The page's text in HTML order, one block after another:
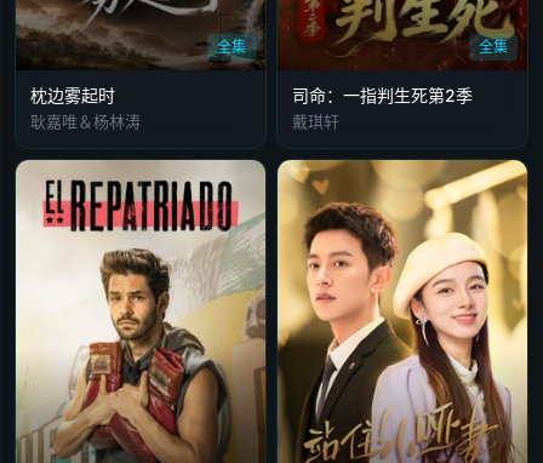
全集
枕边雾起时
耿嘉唯＆杨林涛
全集
司命：一指判生死第2季
戴琪轩